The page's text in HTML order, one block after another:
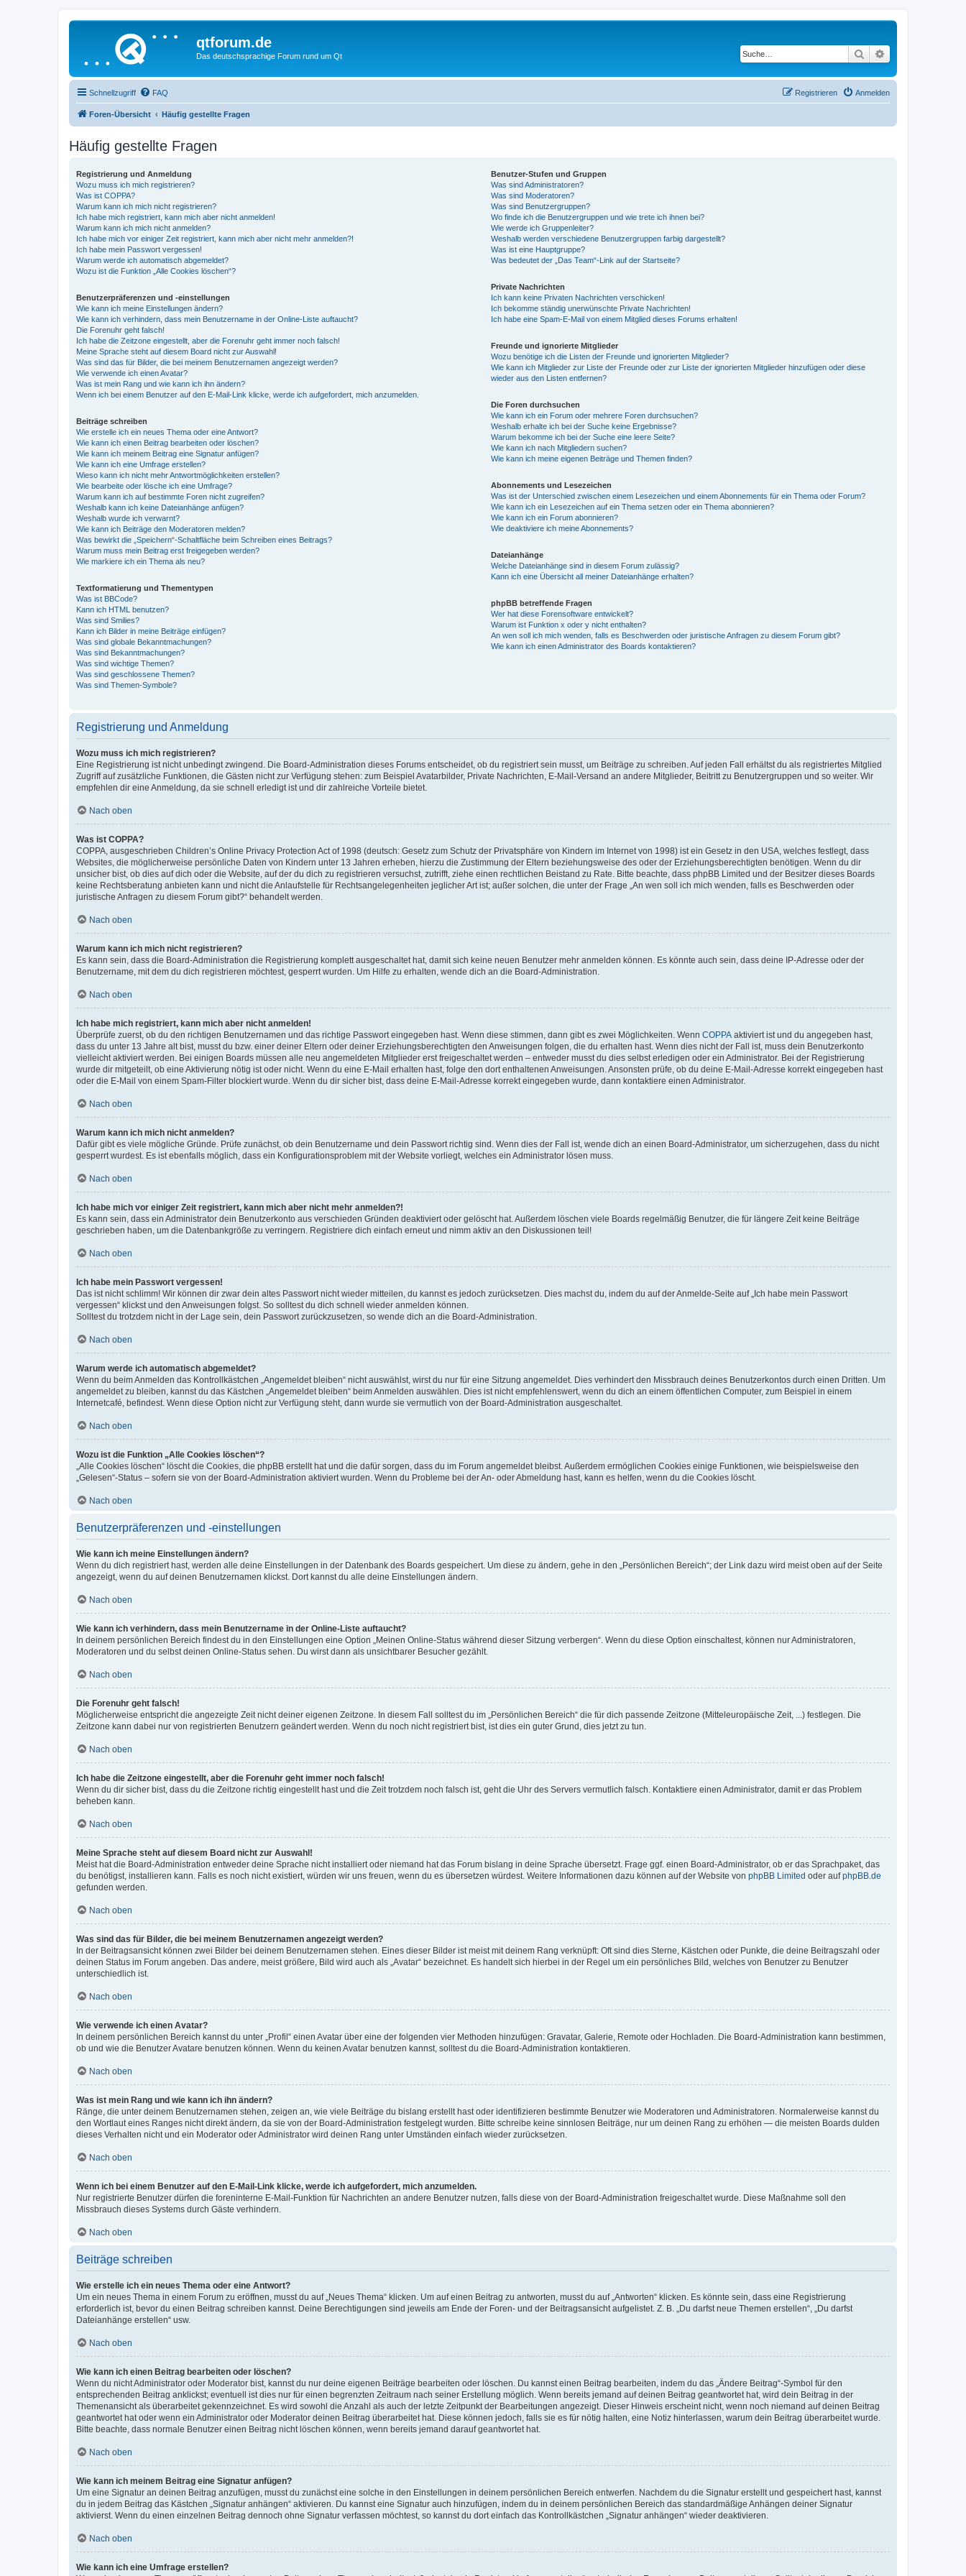
qtforum.de
Das deutschsprachige Forum rund um Qt Suche
Schnellzugriff FAQ Anmelden
Registrieren
Foren-Übersicht Häufig gestellte Fragen
Häufig gestellte Fragen
Registrierung und Anmeldung
Wozu muss ich mich registrieren?
Was ist COPPA?
Warum kann ich mich nicht registrieren?
Ich habe mich registriert, kann mich aber nicht anmelden!
Warum kann ich mich nicht anmelden?
Ich habe mich vor einiger Zeit registriert, kann mich aber nicht mehr anmelden?!
Ich habe mein Passwort vergessen!
Warum werde ich automatisch abgemeldet?
Wozu ist die Funktion „Alle Cookies löschen“?
Benutzerpräferenzen und -einstellungen
Wie kann ich meine Einstellungen ändern?
Wie kann ich verhindern, dass mein Benutzername in der Online-Liste auftaucht?
Die Forenuhr geht falsch!
Ich habe die Zeitzone eingestellt, aber die Forenuhr geht immer noch falsch!
Meine Sprache steht auf diesem Board nicht zur Auswahl!
Was sind das für Bilder, die bei meinem Benutzernamen angezeigt werden?
Wie verwende ich einen Avatar?
Was ist mein Rang und wie kann ich ihn ändern?
Wenn ich bei einem Benutzer auf den E-Mail-Link klicke, werde ich aufgefordert, mich anzumelden.
Beiträge schreiben
Wie erstelle ich ein neues Thema oder eine Antwort?
Wie kann ich einen Beitrag bearbeiten oder löschen?
Wie kann ich meinem Beitrag eine Signatur anfügen?
Wie kann ich eine Umfrage erstellen?
Wieso kann ich nicht mehr Antwortmöglichkeiten erstellen?
Wie bearbeite oder lösche ich eine Umfrage?
Warum kann ich auf bestimmte Foren nicht zugreifen?
Weshalb kann ich keine Dateianhänge anfügen?
Weshalb wurde ich verwarnt?
Wie kann ich Beiträge den Moderatoren melden?
Was bewirkt die „Speichern“-Schaltfläche beim Schreiben eines Beitrags?
Warum muss mein Beitrag erst freigegeben werden?
Wie markiere ich ein Thema als neu?
Textformatierung und Thementypen
Was ist BBCode?
Kann ich HTML benutzen?
Was sind Smilies?
Kann ich Bilder in meine Beiträge einfügen?
Was sind globale Bekanntmachungen?
Was sind Bekanntmachungen?
Was sind wichtige Themen?
Was sind geschlossene Themen?
Was sind Themen-Symbole?
Benutzer-Stufen und Gruppen
Was sind Administratoren?
Was sind Moderatoren?
Was sind Benutzergruppen?
Wo finde ich die Benutzergruppen und wie trete ich ihnen bei?
Wie werde ich Gruppenleiter?
Weshalb werden verschiedene Benutzergruppen farbig dargestellt?
Was ist eine Hauptgruppe?
Was bedeutet der „Das Team“-Link auf der Startseite?
Private Nachrichten
Ich kann keine Privaten Nachrichten verschicken!
Ich bekomme ständig unerwünschte Private Nachrichten!
Ich habe eine Spam-E-Mail von einem Mitglied dieses Forums erhalten!
Freunde und ignorierte Mitglieder
Wozu benötige ich die Listen der Freunde und ignorierten Mitglieder?
Wie kann ich Mitglieder zur Liste der Freunde oder zur Liste der ignorierten Mitglieder hinzufügen oder diese
wieder aus den Listen entfernen?
Die Foren durchsuchen
Wie kann ich ein Forum oder mehrere Foren durchsuchen?
Weshalb erhalte ich bei der Suche keine Ergebnisse?
Warum bekomme ich bei der Suche eine leere Seite?
Wie kann ich nach Mitgliedern suchen?
Wie kann ich meine eigenen Beiträge und Themen finden?
Abonnements und Lesezeichen
Was ist der Unterschied zwischen einem Lesezeichen und einem Abonnements für ein Thema oder Forum?
Wie kann ich ein Lesezeichen auf ein Thema setzen oder ein Thema abonnieren?
Wie kann ich ein Forum abonnieren?
Wie deaktiviere ich meine Abonnements?
Dateianhänge
Welche Dateianhänge sind in diesem Forum zulässig?
Kann ich eine Übersicht all meiner Dateianhänge erhalten?
phpBB betreffende Fragen
Wer hat diese Forensoftware entwickelt?
Warum ist Funktion x oder y nicht enthalten?
An wen soll ich mich wenden, falls es Beschwerden oder juristische Anfragen zu diesem Forum gibt?
Wie kann ich einen Administrator des Boards kontaktieren?
Registrierung und Anmeldung
Wozu muss ich mich registrieren?
Eine Registrierung ist nicht unbedingt zwingend. Die Board-Administration dieses Forums entscheidet, ob du registriert sein musst, um Beiträge zu schreiben. Auf jeden Fall erhältst du als registriertes Mitglied
Zugriff auf zusätzliche Funktionen, die Gästen nicht zur Verfügung stehen: zum Beispiel Avatarbilder, Private Nachrichten, E-Mail-Versand an andere Mitglieder, Beitritt zu Benutzergruppen und so weiter. Wir
empfehlen dir eine Anmeldung, da sie schnell erledigt ist und dir zahlreiche Vorteile bietet.
Nach oben
Was ist COPPA?
COPPA, ausgeschrieben Children’s Online Privacy Protection Act of 1998 (deutsch: Gesetz zum Schutz der Privatsphäre von Kindern im Internet von 1998) ist ein Gesetz in den USA, welches festlegt, dass
Websites, die möglicherweise persönliche Daten von Kindern unter 13 Jahren erheben, hierzu die Zustimmung der Eltern beziehungsweise des oder der Erziehungsberechtigten benötigen. Wenn du dir
unsicher bist, ob dies auf dich oder die Website, auf der du dich zu registrieren versuchst, zutrifft, ziehe einen rechtlichen Beistand zu Rate. Bitte beachte, dass phpBB Limited und der Besitzer dieses Boards
keine Rechtsberatung anbieten kann und nicht die Anlaufstelle für Rechtsangelegenheiten jeglicher Art ist; außer solchen, die unter der Frage „An wen soll ich mich wenden, falls es Beschwerden oder
juristische Anfragen zu diesem Forum gibt?“ behandelt werden.
Nach oben
Warum kann ich mich nicht registrieren?
Es kann sein, dass die Board-Administration die Registrierung komplett ausgeschaltet hat, damit sich keine neuen Benutzer mehr anmelden können. Es könnte auch sein, dass deine IP-Adresse oder der
Benutzername, mit dem du dich registrieren möchtest, gesperrt wurden. Um Hilfe zu erhalten, wende dich an die Board-Administration.
Nach oben
Ich habe mich registriert, kann mich aber nicht anmelden!
Überprüfe zuerst, ob du den richtigen Benutzernamen und das richtige Passwort eingegeben hast. Wenn diese stimmen, dann gibt es zwei Möglichkeiten. Wenn COPPA aktiviert ist und du angegeben hast,
dass du unter 13 Jahre alt bist, musst du bzw. einer deiner Eltern oder deiner Erziehungsberechtigten den Anweisungen folgen, die du erhalten hast. Wenn dies nicht der Fall ist, muss dein Benutzerkonto
vielleicht aktiviert werden. Bei einigen Boards müssen alle neu angemeldeten Mitglieder erst freigeschaltet werden – entweder musst du dies selbst erledigen oder ein Administrator. Bei der Registrierung
wurde dir mitgeteilt, ob eine Aktivierung nötig ist oder nicht. Wenn du eine E-Mail erhalten hast, folge den dort enthaltenen Anweisungen. Ansonsten prüfe, ob du deine E-Mail-Adresse korrekt eingegeben hast
oder die E-Mail von einem Spam-Filter blockiert wurde. Wenn du dir sicher bist, dass deine E-Mail-Adresse korrekt eingegeben wurde, dann kontaktiere einen Administrator.
Nach oben
Warum kann ich mich nicht anmelden?
Dafür gibt es viele mögliche Gründe. Prüfe zunächst, ob dein Benutzername und dein Passwort richtig sind. Wenn dies der Fall ist, wende dich an einen Board-Administrator, um sicherzugehen, dass du nicht
gesperrt wurdest. Es ist ebenfalls möglich, dass ein Konfigurationsproblem mit der Website vorliegt, welches ein Administrator lösen muss.
Nach oben
Ich habe mich vor einiger Zeit registriert, kann mich aber nicht mehr anmelden?!
Es kann sein, dass ein Administrator dein Benutzerkonto aus verschieden Gründen deaktiviert oder gelöscht hat. Außerdem löschen viele Boards regelmäßig Benutzer, die für längere Zeit keine Beiträge
geschrieben haben, um die Datenbankgröße zu verringern. Registriere dich einfach erneut und nimm aktiv an den Diskussionen teil!
Nach oben
Ich habe mein Passwort vergessen!
Das ist nicht schlimm! Wir können dir zwar dein altes Passwort nicht wieder mitteilen, du kannst es jedoch zurücksetzen. Dies machst du, indem du auf der Anmelde-Seite auf „Ich habe mein Passwort
vergessen“ klickst und den Anweisungen folgst. So solltest du dich schnell wieder anmelden können.
Solltest du trotzdem nicht in der Lage sein, dein Passwort zurückzusetzen, so wende dich an die Board-Administration.
Nach oben
Warum werde ich automatisch abgemeldet?
Wenn du beim Anmelden das Kontrollkästchen „Angemeldet bleiben“ nicht auswählst, wirst du nur für eine Sitzung angemeldet. Dies verhindert den Missbrauch deines Benutzerkontos durch einen Dritten. Um
angemeldet zu bleiben, kannst du das Kästchen „Angemeldet bleiben“ beim Anmelden auswählen. Dies ist nicht empfehlenswert, wenn du dich an einem öffentlichen Computer, zum Beispiel in einem
Internetcafé, befindest. Wenn diese Option nicht zur Verfügung steht, dann wurde sie vermutlich von der Board-Administration ausgeschaltet.
Nach oben
Wozu ist die Funktion „Alle Cookies löschen“?
„Alle Cookies löschen“ löscht die Cookies, die phpBB erstellt hat und die dafür sorgen, dass du im Forum angemeldet bleibst. Außerdem ermöglichen Cookies einige Funktionen, wie beispielsweise den
„Gelesen“-Status – sofern sie von der Board-Administration aktiviert wurden. Wenn du Probleme bei der An- oder Abmeldung hast, kann es helfen, wenn du die Cookies löscht.
Nach oben
Benutzerpräferenzen und -einstellungen
Wie kann ich meine Einstellungen ändern?
Wenn du dich registriert hast, werden alle deine Einstellungen in der Datenbank des Boards gespeichert. Um diese zu ändern, gehe in den „Persönlichen Bereich“; der Link dazu wird meist oben auf der Seite
angezeigt, wenn du auf deinen Benutzernamen klickst. Dort kannst du alle deine Einstellungen ändern.
Nach oben
Wie kann ich verhindern, dass mein Benutzername in der Online-Liste auftaucht?
In deinem persönlichen Bereich findest du in den Einstellungen eine Option „Meinen Online-Status während dieser Sitzung verbergen“. Wenn du diese Option einschaltest, können nur Administratoren,
Moderatoren und du selbst deinen Online-Status sehen. Du wirst dann als unsichtbarer Besucher gezählt.
Nach oben
Die Forenuhr geht falsch!
Möglicherweise entspricht die angezeigte Zeit nicht deiner eigenen Zeitzone. In diesem Fall solltest du im „Persönlichen Bereich“ die für dich passende Zeitzone (Mitteleuropäische Zeit, ...) festlegen. Die
Zeitzone kann dabei nur von registrierten Benutzern geändert werden. Wenn du noch nicht registriert bist, ist dies ein guter Grund, dies jetzt zu tun.
Nach oben
Ich habe die Zeitzone eingestellt, aber die Forenuhr geht immer noch falsch!
Wenn du dir sicher bist, dass du die Zeitzone richtig eingestellt hast und die Zeit trotzdem noch falsch ist, geht die Uhr des Servers vermutlich falsch. Kontaktiere einen Administrator, damit er das Problem
beheben kann.
Nach oben
Meine Sprache steht auf diesem Board nicht zur Auswahl!
Meist hat die Board-Administration entweder deine Sprache nicht installiert oder niemand hat das Forum bislang in deine Sprache übersetzt. Frage ggf. einen Board-Administrator, ob er das Sprachpaket, das
du benötigst, installieren kann. Falls es noch nicht existiert, würden wir uns freuen, wenn du es übersetzen würdest. Weitere Informationen dazu können auf der Website von phpBB Limited oder aufphpBB.de
gefunden werden.
Nach oben
Was sind das für Bilder, die bei meinem Benutzernamen angezeigt werden?
In der Beitragsansicht können zwei Bilder bei deinem Benutzernamen stehen. Eines dieser Bilder ist meist mit deinem Rang verknüpft: Oft sind dies Sterne, Kästchen oder Punkte, die deine Beitragszahl oder
deinen Status im Forum angeben. Das andere, meist größere, Bild wird auch als „Avatar“ bezeichnet. Es handelt sich hierbei in der Regel um ein persönliches Bild, welches von Benutzer zu Benutzer
unterschiedlich ist.
Nach oben
Wie verwende ich einen Avatar?
In deinem persönlichen Bereich kannst du unter „Profil“ einen Avatar über eine der folgenden vier Methoden hinzufügen: Gravatar, Galerie, Remote oder Hochladen. Die Board-Administration kann bestimmen,
ob und wie die Benutzer Avatare benutzen können. Wenn du keinen Avatar benutzen kannst, solltest du die Board-Administration kontaktieren.
Nach oben
Was ist mein Rang und wie kann ich ihn ändern?
Ränge, die unter deinem Benutzernamen stehen, zeigen an, wie viele Beiträge du bislang erstellt hast oder identifizieren bestimmte Benutzer wie Moderatoren und Administratoren. Normalerweise kannst du
den Wortlaut eines Ranges nicht direkt ändern, da sie von der Board-Administration festgelegt wurden. Bitte schreibe keine sinnlosen Beiträge, nur um deinen Rang zu erhöhen — die meisten Boards dulden
dieses Verhalten nicht und ein Moderator oder Administrator wird deinen Rang unter Umständen einfach wieder zurücksetzen.
Nach oben
Wenn ich bei einem Benutzer auf den E-Mail-Link klicke, werde ich aufgefordert, mich anzumelden.
Nur registrierte Benutzer dürfen die foreninterne E-Mail-Funktion für Nachrichten an andere Benutzer nutzen, falls diese von der Board-Administration freigeschaltet wurde. Diese Maßnahme soll den
Missbrauch dieses Systems durch Gäste verhindern.
Nach oben
Beiträge schreiben
Wie erstelle ich ein neues Thema oder eine Antwort?
Um ein neues Thema in einem Forum zu eröffnen, musst du auf „Neues Thema“ klicken. Um auf einen Beitrag zu antworten, musst du auf „Antworten“ klicken. Es könnte sein, dass eine Registrierung
erforderlich ist, bevor du einen Beitrag schreiben kannst. Deine Berechtigungen sind jeweils am Ende der Foren- und der Beitragsansicht aufgelistet. Z. B. „Du darfst neue Themen erstellen“, „Du darfst
Dateianhänge erstellen“ usw.
Nach oben
Wie kann ich einen Beitrag bearbeiten oder löschen?
Wenn du nicht Administrator oder Moderator bist, kannst du nur deine eigenen Beiträge bearbeiten oder löschen. Du kannst einen Beitrag bearbeiten, indem du das „Ändere Beitrag“-Symbol für den
entsprechenden Beitrag anklickst; eventuell ist dies nur für einen begrenzten Zeitraum nach seiner Erstellung möglich. Wenn bereits jemand auf deinen Beitrag geantwortet hat, wird dein Beitrag in der
Themenansicht als überarbeitet gekennzeichnet. Es wird sowohl die Anzahl als auch der letzte Zeitpunkt der Bearbeitungen angezeigt. Dieser Hinweis erscheint nicht, wenn noch niemand auf deinen Beitrag
geantwortet hat oder wenn ein Administrator oder Moderator deinen Beitrag überarbeitet hat. Diese können jedoch, falls sie es für nötig halten, eine Notiz hinterlassen, warum dein Beitrag überarbeitet wurde.
Bitte beachte, dass normale Benutzer einen Beitrag nicht löschen können, wenn bereits jemand darauf geantwortet hat.
Nach oben
Wie kann ich meinem Beitrag eine Signatur anfügen?
Um eine Signatur an deinen Beitrag anzufügen, musst du zunächst eine solche in den Einstellungen in deinem persönlichen Bereich entwerfen. Nachdem du die Signatur erstellt und gespeichert hast, kannst
du in jedem Beitrag das Kästchen „Signatur anhängen“ aktivieren. Du kannst eine Signatur auch hinzufügen, indem du in deinem persönlichen Bereich das standardmäßige Anhängen deiner Signatur
aktivierst. Wenn du einen einzelnen Beitrag dennoch ohne Signatur verfassen möchtest, so kannst du dort einfach das Kontrollkästchen „Signatur anhängen“ wieder deaktivieren.
Nach oben
Wie kann ich eine Umfrage erstellen?